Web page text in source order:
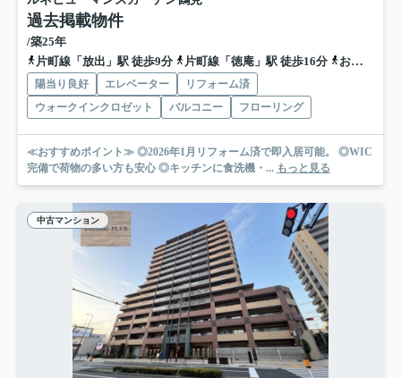
過去掲載物件
/築25年
片町線「放出」駅 徒歩9分
片町線「徳庵」駅 徒歩16分 おおさか東線「高井田中央」駅 徒歩23分
陽当り良好 エレベーター
リフォーム済
ウォークインクロゼット
バルコニー フローリング
≪おすすめポイント≫ ◎2026年1月リフォーム済で即入居可能。 ◎WIC
完備で荷物の多い方も安心 ◎キッチンに食洗機・... もっと見る
中古マンション